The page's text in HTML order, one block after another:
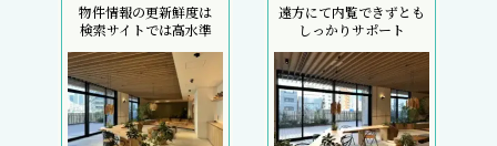
物件情報の更新鮮度は
検索サイトでは高水準
遠方にて内覧できずとも
しっかりサポート